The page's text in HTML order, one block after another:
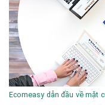
Ecomeasy dẫn đầu về mặt